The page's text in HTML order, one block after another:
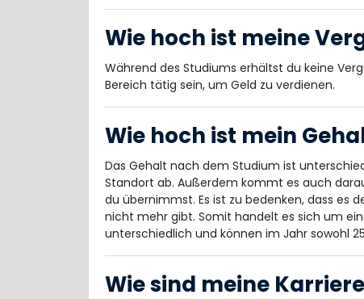
Wie hoch ist meine
Während des Studiums erhältst du keine
Bereich tätig sein, um Geld zu verdienen.
Wie hoch ist mein
Das Gehalt nach dem Studium ist
Standort ab. Außerdem kommt es auch
du übernimmst. Es ist zu bedenken, dass es
nicht mehr gibt. Somit handelt es sich um
unterschiedlich und können im Jahr sowohl
Wie sind meine